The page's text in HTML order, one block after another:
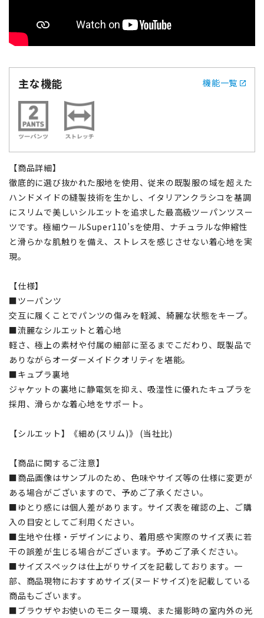
主な機能 機能一覧
【商品詳細】
徹底的に選び抜かれた服地を使用、従来の既製服の域を超えた
ハンドメイドの縫製技術を生かし、イタリアンクラシコを基調
にスリムで美しいシルエットを追求した最高級ツーパンツスー
ツです。極細ウールSuper110’sを使用、ナチュラルな伸縮性
と滑らかな肌触りを備え、ストレスを感じさせない着心地を実
現。
【仕様】
■ツーパンツ
交互に履くことでパンツの傷みを軽減、綺麗な状態をキープ。
■流麗なシルエットと着心地
軽さ、極上の素材や付属の細部に至るまでこだわり、既製品で
ありながらオーダーメイドクオリティを堪能。
■キュプラ裏地
ジャケットの裏地に静電気を抑え、吸湿性に優れたキュプラを
採用、滑らかな着心地をサポート。
【シルエット】《細め(スリム)》 (当社比)
【商品に関するご注意】
■商品画像はサンプルのため、色味やサイズ等の仕様に変更が
ある場合がございますので、予めご了承ください。
■ゆとり感には個人差があります。サイズ表を確認の上、ご購
入の目安としてご利用ください。
■生地や仕様・デザインにより、着用感や実際のサイズ表に若
干の誤差が生じる場合がございます。予めご了承ください。
■サイズスペックは仕上がりサイズを記載しております。一
部、商品現物におすすめサイズ(ヌードサイズ)を記載している
商品もございます。
■ブラウザやお使いのモニター環境、また撮影時の室内外の光